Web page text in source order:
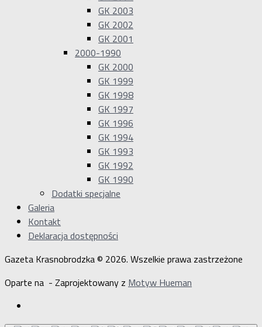
GK 2003
GK 2002
GK 2001
2000-1990
GK 2000
GK 1999
GK 1998
GK 1997
GK 1996
GK 1994
GK 1993
GK 1992
GK 1990
Dodatki specjalne
Galeria
Kontakt
Deklaracja dostępności
Gazeta Krasnobrodzka © 2026. Wszelkie prawa zastrzeżone
Oparte na - Zaprojektowany z Motyw Hueman